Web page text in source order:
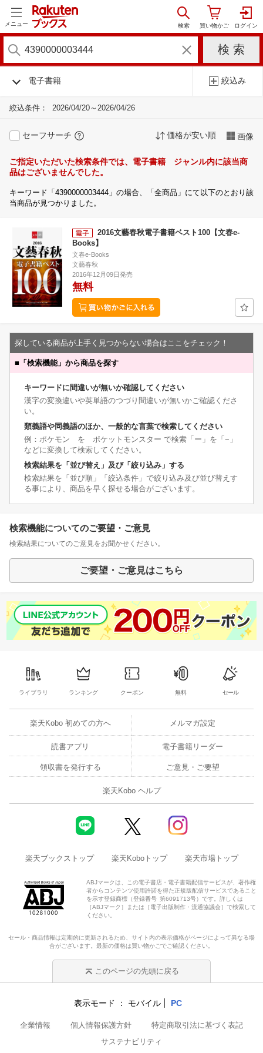
メニュー
電子書籍 絞込み
絞込条件： 2026/04/20～2026/04/26
セーフサーチ 価格が安い順 画像
ご指定いただいた検索条件では、電子書籍 ジャンル内に該当商
品はございませんでした。
キーワード「4390000003444」の場合、「全商品」にて以下のとおり該
当商品が見つかりました。
2016文藝春秋電子書籍ベスト100【文春e-
Books】
文春e-Books
文藝春秋
2016年12月09日発売
無料
探している商品が上手く見つからない場合はここをチェック！
■ 「検索機能」から商品を探す
キーワードに間違いが無いか確認してください
漢字の変換違いや英単語のつづり間違いが無いかご確認くださ
い。
類義語や同義語のほか、一般的な言葉で検索してください
例：ポケモン を ポケットモンスター で検索「ー」を「−」
などに変換して検索してください。
検索結果を「並び替え」及び「絞り込み」する
検索結果を「並び順」「絞込条件」で絞り込み及び並び替えす
る事により、商品を早く探せる場合がございます。
検索機能についてのご要望・ご意見
検索結果についてのご意見をお聞かせください。
ご要望・ご意見はこちら
ライブラリ ランキング クーポン 無料 セール
楽天Kobo 初めての方へ メルマガ設定
読書アプリ 電子書籍リーダー
領収書を発行する ご意見・ご要望
楽天Kobo ヘルプ
楽天ブックストップ 楽天Koboトップ 楽天市場トップ
ABJマークは、この電子書店・電子書籍配信サービスが、著作権
者からコンテンツ使用許諾を得た正規版配信サービスであること
を示す登録商標（登録番号 第6091713号）です。詳しくは
［ABJマーク］または［電子出版制作・流通協議会］で検索して
ください。
セール・商品情報は定期的に更新されるため、サイト内の表示価格がページによって異なる場
合がございます。最新の価格は買い物かごでご確認ください。
このページの先頭に戻る
表示モード モバイル PC
企業情報 個人情報保護方針
特定商取引法に基づく表記
サステナビリティ